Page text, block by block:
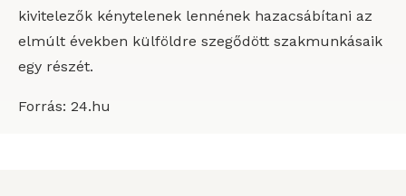
kivitelezők kénytelenek lennének hazacsábítani az
elmúlt években külföldre szegődött szakmunkásaik
egy részét.
Forrás: 24.hu